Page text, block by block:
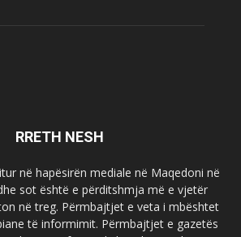
RRETH NESH
në hapësirën mediale në Maqedoni në
sot është e përditshmja më e vjetër
në treg. Përmbajtjet e veta i mbështet
të informimit. Përmbajtjet e gazetës